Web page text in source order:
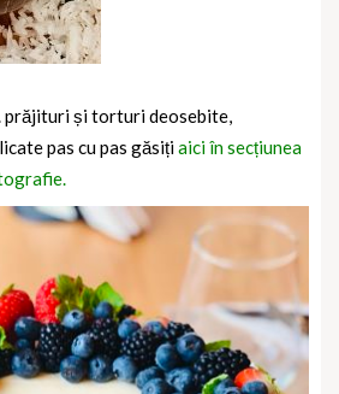
prăjituri și torturi deosebite,
pas cu pas găsițiaici în secțiunea